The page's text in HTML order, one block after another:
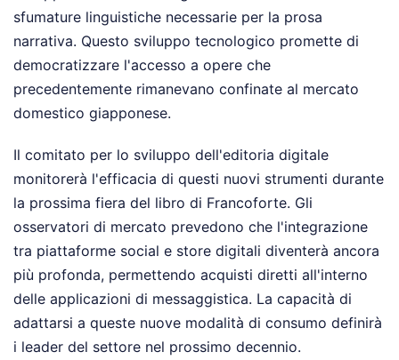
sfumature linguistiche necessarie per la prosa
narrativa. Questo sviluppo tecnologico promette di
democratizzare l'accesso a opere che
precedentemente rimanevano confinate al mercato
domestico giapponese.
Il comitato per lo sviluppo dell'editoria digitale
monitorerà l'efficacia di questi nuovi strumenti durante
la prossima fiera del libro di Francoforte. Gli
osservatori di mercato prevedono che l'integrazione
tra piattaforme social e store digitali diventerà ancora
più profonda, permettendo acquisti diretti all'interno
delle applicazioni di messaggistica. La capacità di
adattarsi a queste nuove modalità di consumo definirà
i leader del settore nel prossimo decennio.